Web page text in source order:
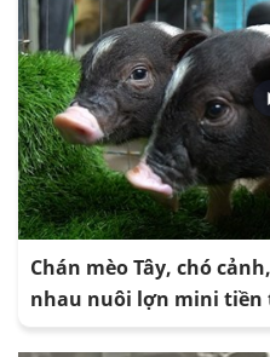
Chán mèo Tây, chó
nhau nuôi lợn mini tiền